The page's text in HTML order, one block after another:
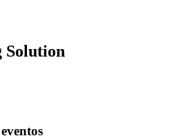
Solution